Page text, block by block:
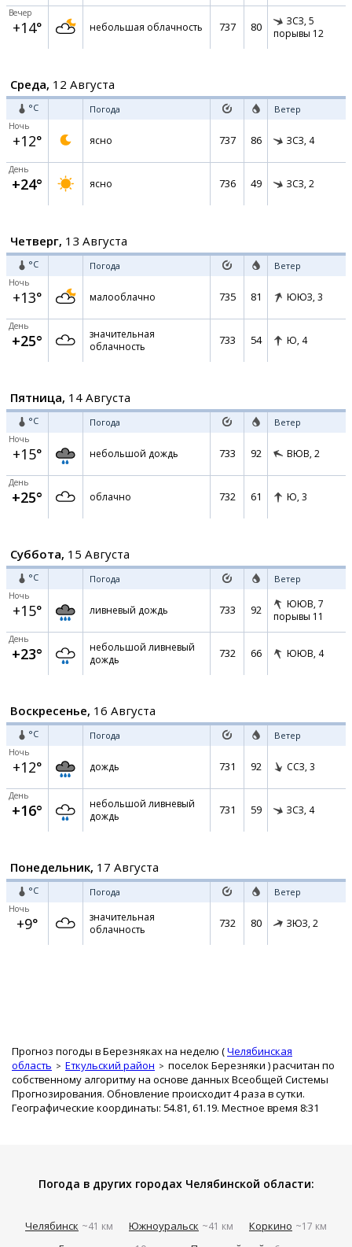
Вечер
+14° небольшая облачность 737 80 ЗСЗ, 5
порывы 12
Среда, 12 Августа
°C Погода Ветер
Ночь
+12° ясно 737 86 ЗСЗ, 4
День
+24° ясно 736 49 ЗСЗ, 2
Четверг, 13 Августа
°C Погода Ветер
Ночь
+13° малооблачно 735 81 ЮЮЗ, 3
День
+25°
значительная
облачность
733 54 Ю, 4
Пятница, 14 Августа
°C Погода Ветер
Ночь
+15° небольшой дождь 733 92 ВЮВ, 2
День
+25° облачно 732 61 Ю, 3
Суббота, 15 Августа
°C Погода Ветер
Ночь
+15° ливневый дождь 733 92 ЮЮВ, 7
порывы 11
День
+23°
небольшой ливневый
дождь
732 66 ЮЮВ, 4
Воскресенье, 16 Августа
°C Погода Ветер
Ночь
+12° дождь 731 92 ССЗ, 3
День
+16°
небольшой ливневый
дождь
731 59 ЗСЗ, 4
Понедельник, 17 Августа
°C Погода Ветер
Ночь
+9°
значительная
облачность
732 80 ЗЮЗ, 2
Прогноз погоды в Березняках на неделю (Челябинская
область
Еткульский район поселок Березняки ) расчитан по
собственному алгоритму на основе данных Всеобщей Системы
Прогнозирования. Обновление происходит 4 раза в сутки.
Географические координаты: 54.81, 61.19. Местное время 8:31
Погода в других городах Челябинской области:
Челябинск ~41 км Южноуральск ~41 км Коркино ~17 км